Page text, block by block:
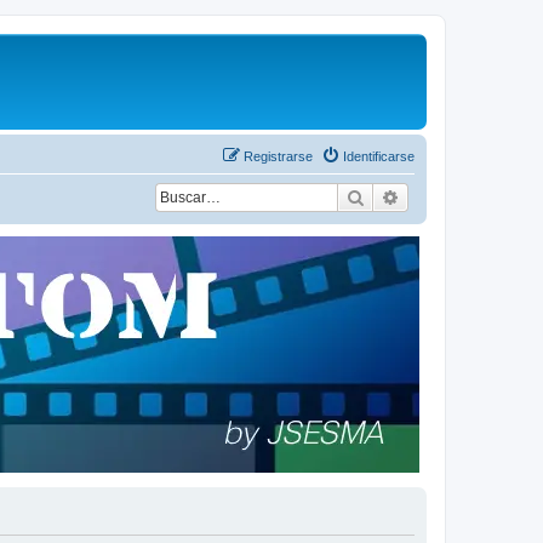
Identificarse
Registrarse
Buscar